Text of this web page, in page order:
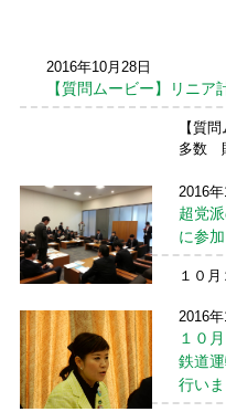
2016年10月28日
【質問ムービー】リニ
【質
多数
われる
ていた
ただ
2016年
超党
に参
１０
参議院
本法
～２０
の充実
2016年
１０
鉄道
行いま